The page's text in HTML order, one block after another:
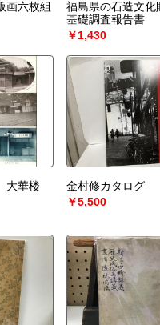
六枚組
福島県の石造文
基礎調査報告書
￥1,430
大華楼
金村修カタログ
￥5,500